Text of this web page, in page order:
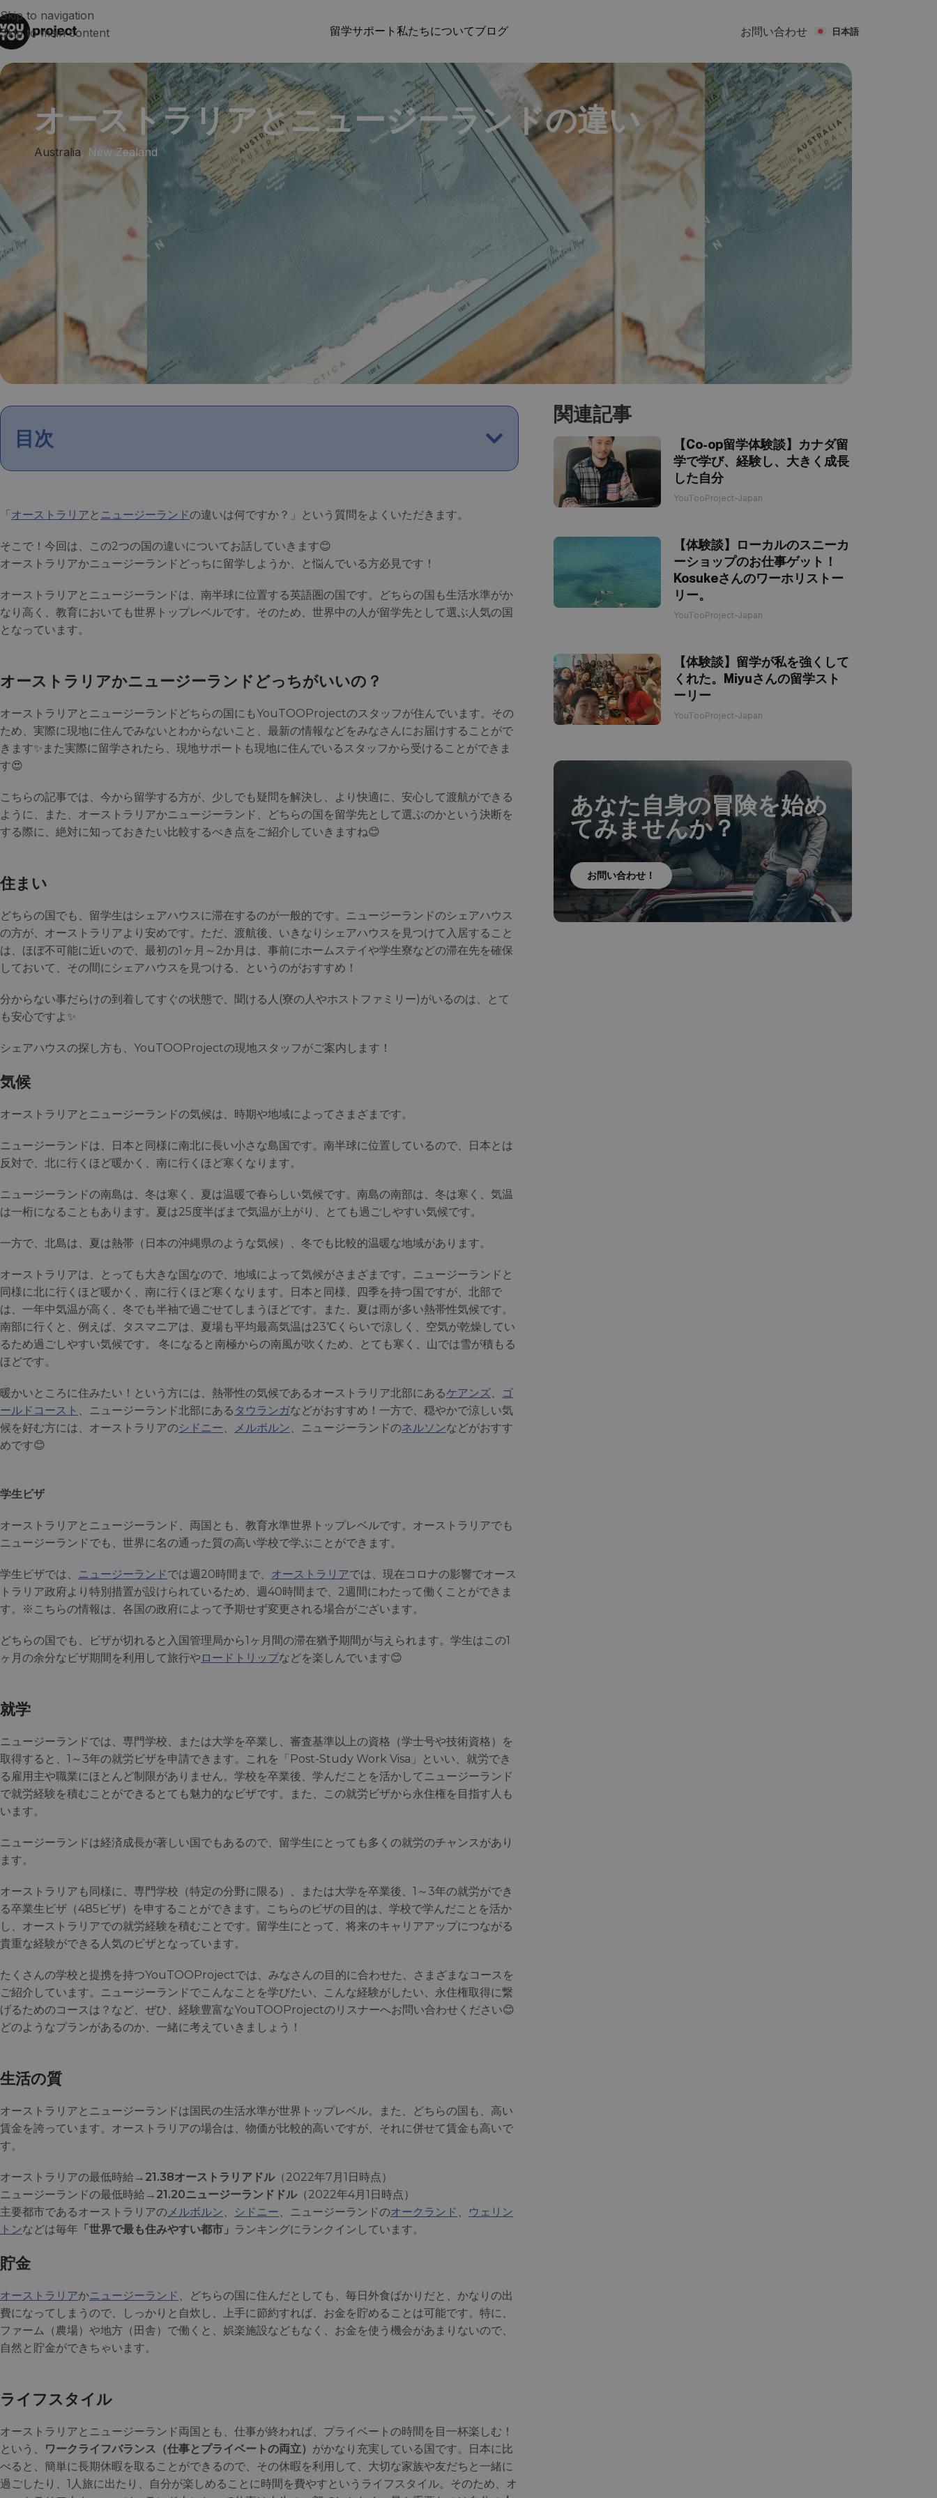
Skip to navigation
Skip to main content
留学サポート 私たちについて ブログ お問い合わせ 日本語
オーストラリアとニュージーランドの違い
Australia, New Zealand
目次
「オーストラリア と ニュージーランドの違いは何ですか？」という質問をよくいただきます。
そこで！今回は、この2つの国の違いについてお話していきます😊
オーストラリアかニュージーランドどっちに留学しようか、と悩んでいる方必見です！
オーストラリアとニュージーランドは、南半球に位置する英語圏の国です。どちらの国も生活水準がか
なり高く、教育においても世界トップレベルです。そのため、世界中の人が留学先として選ぶ人気の国
となっています。
オーストラリアかニュージーランドどっちがいいの？
オーストラリアとニュージーランドどちらの国にもYouTOOProjectのスタッフが住んでいます。その
ため、実際に現地に住んでみないとわからないこと、最新の情報などをみなさんにお届けすることがで
きます✨また実際に留学されたら、現地サポートも現地に住んでいるスタッフから受けることができま
す😍
こちらの記事では、今から留学する方が、少しでも疑問を解決し、より快適に、安心して渡航ができる
ように、また、オーストラリアかニュージーランド、どちらの国を留学先として選ぶのかという決断を
する際に、絶対に知っておきたい比較するべき点をご紹介していきますね😊
住まい
どちらの国でも、留学生はシェアハウスに滞在するのが一般的です。ニュージーランドのシェアハウス
の方が、オーストラリアより安めです。ただ、渡航後、いきなりシェアハウスを見つけて入居すること
は、ほぼ不可能に近いので、最初の1ヶ月～2か月は、事前にホームステイや学生寮などの滞在先を確保
しておいて、その間にシェアハウスを見つける、というのがおすすめ！
分からない事だらけの到着してすぐの状態で、聞ける人(寮の人やホストファミリー)がいるのは、とて
も安心ですよ✨
シェアハウスの探し方も、YouTOOProjectの現地スタッフがご案内します！
気候
オーストラリアとニュージーランドの気候は、時期や地域によってさまざまです。
ニュージーランドは、日本と同様に南北に長い小さな島国です。南半球に位置しているので、日本とは
反対で、北に行くほど暖かく、南に行くほど寒くなります。
ニュージーランドの南島は、冬は寒く、夏は温暖で春らしい気候です。南島の南部は、冬は寒く、気温
は一桁になることもあります。夏は25度半ばまで気温が上がり、とても過ごしやすい気候です。
一方で、北島は、夏は熱帯（日本の沖縄県のような気候）、冬でも比較的温暖な地域があります。
オーストラリアは、とっても大きな国なので、地域によって気候がさまざまです。ニュージーランドと
同様に北に行くほど暖かく、南に行くほど寒くなります。日本と同様、四季を持つ国ですが、北部で
は、一年中気温が高く、冬でも半袖で過ごせてしまうほどです。また、夏は雨が多い熱帯性気候です。
南部に行くと、例えば、タスマニアは、夏場も平均最高気温は23℃くらいで涼しく、空気が乾燥してい
るため過ごしやすい気候です。 冬になると南極からの南風が吹くため、とても寒く、山では雪が積もる
ほどです。
暖かいところに住みたい！という方には、熱帯性の気候であるオーストラリア北部にあるケアンズ、
ゴ
ールドコースト 、ニュージーランド北部にある タウランガなどがおすすめ！一方で、穏やかで涼しい気
候を好む方には、オーストラリアのシドニー、 メルボルン、ニュージーランドのネルソンなどがおすす
めです😊
学生ビザ
オーストラリアとニュージーランド、両国とも、教育水準世界トップレベルです。オーストラリアでも
ニュージーランドでも、世界に名の通った質の高い学校で学ぶことができます。
学生ビザでは、 ニュージーランドでは週20時間まで、 オーストラリアでは、現在コロナの影響でオース
トラリア政府より特別措置が設けられているため、週40時間まで、2週間にわたって働くことができま
す。※こちらの情報は、各国の政府によって予期せず変更される場合がございます。
どちらの国でも、ビザが切れると入国管理局から1ヶ月間の滞在猶予期間が与えられます。学生はこの1
ヶ月の余分なビザ期間を利用して旅行や ロードトリップなどを楽しんでいます😊
就学
ニュージーランドでは、専門学校、または大学を卒業し、審査基準以上の資格（学士号や技術資格）を
取得すると、1～3年の就労ビザを申請できます。これを「Post-Study Work Visa」といい、就労でき
る雇用主や職業にほとんど制限がありません。学校を卒業後、学んだことを活かしてニュージーランド
で就労経験を積むことができるとても魅力的なビザです。また、この就労ビザから永住権を目指す人も
います。
ニュージーランドは経済成長が著しい国でもあるので、留学生にとっても多くの就労のチャンスがあり
ます。
オーストラリアも同様に、専門学校（特定の分野に限る）、または大学を卒業後、1～3年の就労ができ
る卒業生ビザ（485ビザ）を申することができます。こちらのビザの目的は、学校で学んだことを活か
し、オーストラリアでの就労経験を積むことです。留学生にとって、将来のキャリアアップにつながる
貴重な経験ができる人気のビザとなっています。
たくさんの学校と提携を持つYouTOOProjectでは、みなさんの目的に合わせた、さまざまなコースを
ご紹介しています。ニュージーランドでこんなことを学びたい、こんな経験がしたい、永住権取得に繋
げるためのコースは？など、ぜひ、経験豊富なYouTOOProjectのリスナーへお問い合わせください😊
どのようなプランがあるのか、一緒に考えていきましょう！
生活の質
オーストラリアとニュージーランドは国民の生活水準が世界トップレベル。また、どちらの国も、高い
賃金を誇っています。オーストラリアの場合は、物価が比較的高いですが、それに併せて賃金も高いで
す。
オーストラリアの最低時給→ 21.38オーストラリアドル（2022年7月1日時点）
ニュージーランドの最低時給→ 21.20ニュージーランドドル（2022年4月1日時点）
主要都市であるオーストラリアのメルボルン、 シドニー、ニュージーランドのオークランド 、
ウェリン
トンなどは毎年 「世界で最も住みやすい都市」 ランキングにランクインしています。
貯金
オーストラリアかニュージーランド 、どちらの国に住んだとしても、毎日外食ばかりだと、かなりの出
費になってしまうので、しっかりと自炊し、上手に節約すれば、お金を貯めることは可能です。特に、
ファーム（農場）や地方（田舎）で働くと、娯楽施設などもなく、お金を使う機会があまりないので、
自然と貯金ができちゃいます。
ライフスタイル
オーストラリアとニュージーランド両国とも、仕事が終われば、プライベートの時間を目一杯楽しむ！
という、
ワークライフバランス（仕事とプライベートの両立） がかなり充実している国です。日本に比
べると、簡単に長期休暇を取ることができるので、その休暇を利用して、大切な家族や友だちと一緒に
過ごしたり、1人旅に出たり、自分が楽しめることに時間を費やすというライフスタイル。そのため、オ
関連記事
【Co-op留学体験談】カナダ留
学で学び、経験し、大きく成長
した自分
YouTooProject-Japan
【体験談】ローカルのスニーカ
ーショップのお仕事ゲット！
Kosukeさんのワーホリストー
リー。
YouTooProject-Japan
【体験談】留学が私を強くして
くれた。Miyuさんの留学スト
ーリー
YouTooProject-Japan
あなた自身の冒険を始め
てみませんか？
お問い合わせ！